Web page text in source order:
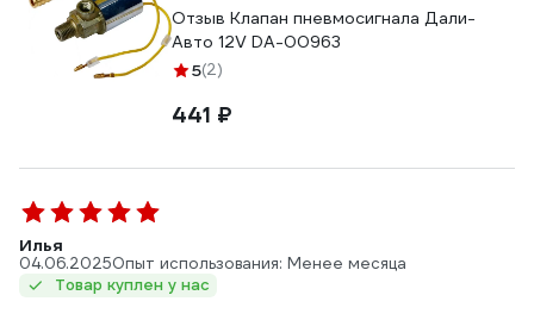
Отзыв Клапан пневмосигнала Дали-
Авто 12V DA-00963
5(2)
441 ₽
Илья
04.06.2025Опыт использования: Менее месяца
Товар куплен у нас